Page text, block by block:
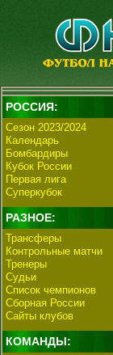
РОССИЯ:
Сезон 2023/2024
Календарь
Бомбардиры
Кубок России
Первая лига
Суперкубок
РАЗНОЕ:
Трансферы
Контрольные матчи
Тренеры
Судьи
Список чемпионов
Сборная России
Сайты клубов
КОМАНДЫ: